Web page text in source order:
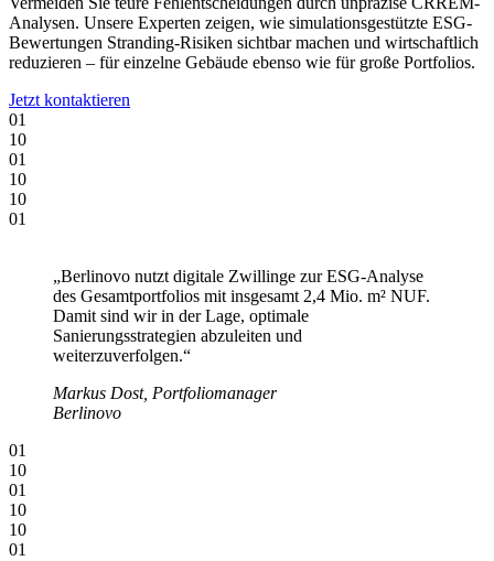
Analysen. Unsere Experten zeigen, wie simulationsgestützte ESG-
Bewertungen Stranding-Risiken sichtbar machen und wirtschaftlich
reduzieren – für einzelne Gebäude ebenso wie für große Portfolios.
Jetzt kontaktieren
01
10
01
10
10
01
„Berlinovo nutzt digitale Zwillinge zur ESG-Analyse
des Gesamtportfolios mit insgesamt 2,4 Mio. m² NUF.
Damit sind wir in der Lage, optimale
Sanierungsstrategien abzuleiten und
weiterzuverfolgen.“
Markus Dost, Portfoliomanager
Berlinovo
01
10
01
10
10
01